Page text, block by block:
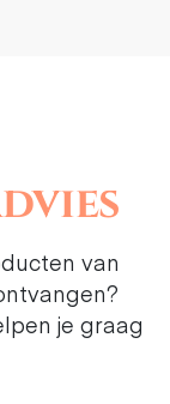
van
je graag